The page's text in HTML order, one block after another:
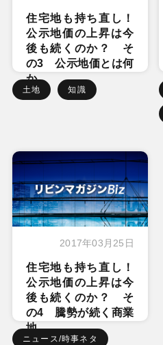
住宅地も持ち直し！
公示地価の上昇は今
後も続くのか？ そ
の3 公示地価とは何
か
土地 知識
2017年03月25日
住宅地も持ち直し！
公示地価の上昇は今
後も続くのか？ そ
の4 騰勢が続く商業
地
ニュース/時事ネタ